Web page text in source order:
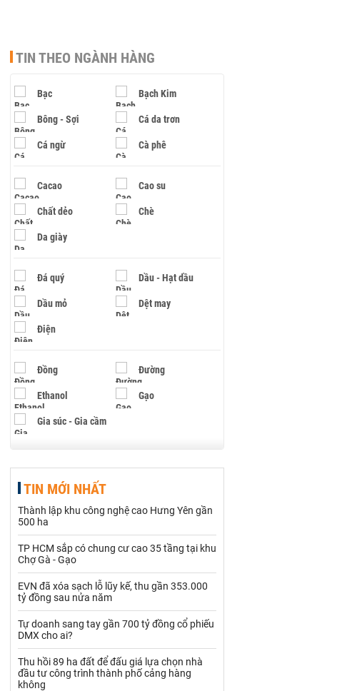
TIN THEO NGÀNH HÀNG
Bạc Bạch Kim
Bông - Sợi Cá da trơn
Cá ngừ Cà phê
Cacao Cao su
Chất dẻo Chè
Da giày
Đá quý Dầu - Hạt dầu
Dầu mỏ Dệt may
Điện
Đồng Đường
Ethanol Gạo
Gia súc - Gia cầm
Hạt điều
Khí đốt
Kim loại khác Mắc ca
Muối Ngũ cốc
Nhựa - Hạt nhựa
Palladium Phân bón
Rau - Củ -Quả Sắt thép
TIN MỚI NHẤT
Thành lập khu công nghệ cao Hưng Yên gần
500 ha
TP HCM sắp có chung cư cao 35 tầng tại khu
Chợ Gà - Gạo
EVN đã xóa sạch lỗ lũy kế, thu gần 353.000
tỷ đồng sau nửa năm
Tự doanh sang tay gần 700 tỷ đồng cổ phiếu
DMX cho ai?
Thu hồi 89 ha đất để đấu giá lựa chọn nhà
đầu tư công trình thành phố cảng hàng
không